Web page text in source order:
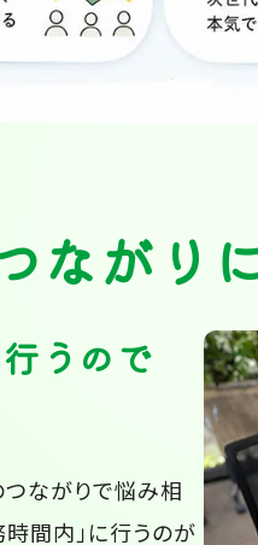
ながり
うので
つながりで悩み相
間内」に行うのが